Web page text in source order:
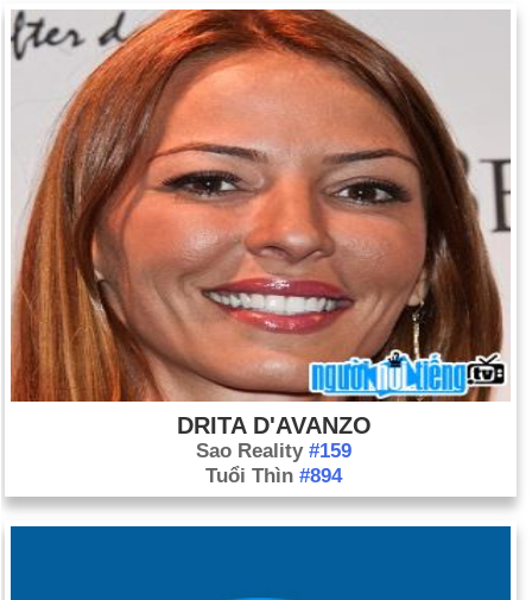
DRITA D'AVANZO
Sao Reality #159
Tuổi Thìn #894